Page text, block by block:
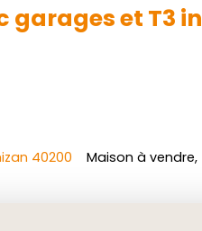
garages et T3
40200 Maison à